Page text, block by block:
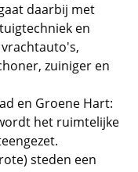
daarbij met
en
zuiniger en
en Groene Hart:
het ruimtelijke
steden een